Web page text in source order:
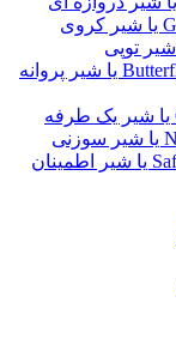
باترفلای ولو Butterfly Valve یا شیر پروانه